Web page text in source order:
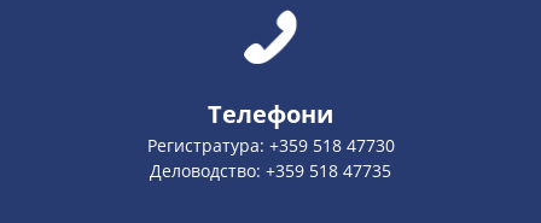
Телефони
Регистратура: +359 518 47730
Деловодство: +359 518 47735